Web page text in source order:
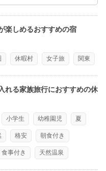
楽しめるおすすめの宿
休暇村 女子旅 関東
れる家族旅行におすすめの休
小学生 幼稚園児 夏
格安 朝食付き
食事付き 天然温泉